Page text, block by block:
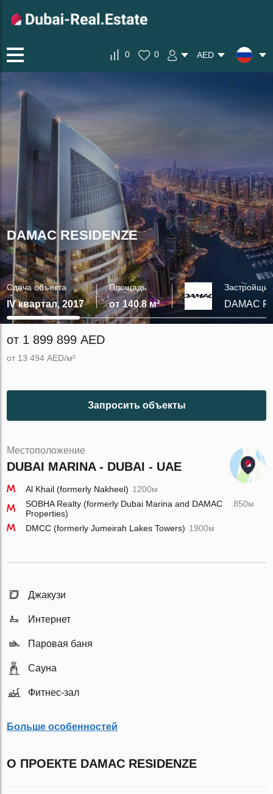
0 0 AED
DAMAC RESIDENZE
Сдача объекта
IV квартал, 2017
Площадь
от 140.8 м²
Застройщик
DAMAC
от 1 899 899 AED
от 13 494 AED/м²
Запросить объекты
Местоположение
DUBAI MARINA - DUBAI - UAE
Al Khail (formerly Nakheel) 1200м
SOBHA Realty (formerly Dubai Marina and DAMAC
Properties)
850м
DMCC (formerly Jumeirah Lakes Towers) 1900м
Джакузи
Интернет
Паровая баня
Сауна
Фитнес-зал
Больше особенностей
О ПРОЕКТЕ DAMAC RESIDENZE